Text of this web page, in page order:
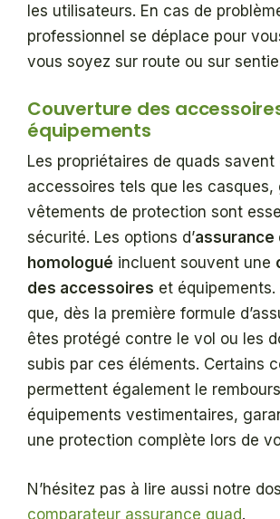
les utilisateurs. En cas de
professionnel se déplace pour
vous soyez sur route ou sur
Couverture des
équipements
Les propriétaires de quads savent
accessoires tels que les casques,
vêtements de protection sont
sécurité. Les options d’assurance
homologué incluent souvent une
des accessoires et
que, dès la première formule
êtes protégé contre le vol ou les
subis par ces éléments. Certains
permettent également le
équipements vestimentaires,
une protection complète lors de
N’hésitez pas à lire aussi notre
comparateur assurance quad.